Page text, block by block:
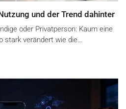
und der Trend dahinter
oder Privatperson: Kaum eine
stark verändert wie die…